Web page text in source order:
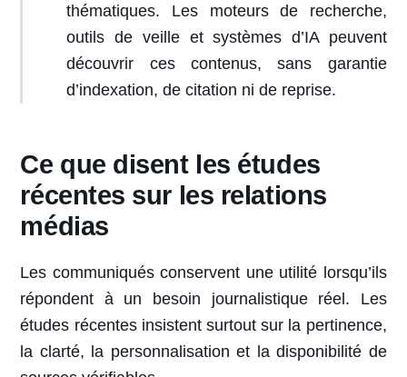
thématiques. Les moteurs de recherche,
outils de veille et systèmes d’IA peuvent
découvrir ces contenus, sans garantie
d’indexation, de citation ni de reprise.
Ce que disent les études
récentes sur les relations
médias
Les communiqués conservent une utilité lorsqu’ils
répondent à un besoin journalistique réel. Les
études récentes insistent surtout sur la pertinence,
la clarté, la personnalisation et la disponibilité de